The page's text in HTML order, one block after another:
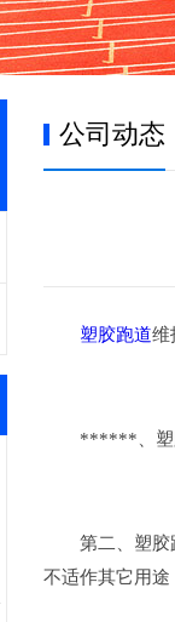
公司动态
塑胶跑道维
******、塑胶
第二、塑胶跑
不适作其它用途